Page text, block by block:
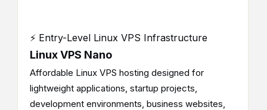
⚡ Entry-Level Linux VPS Infrastructure
Linux VPS Nano
Affordable Linux VPS hosting designed for
lightweight applications, startup projects,
development environments, business websites,